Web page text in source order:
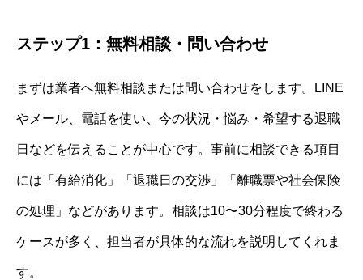
ステップ1：無料相談・問い合わせ
まずは業者へ無料相談または問い合わせをします。LINE
やメール、電話を使い、今の状況・悩み・希望する退職
日などを伝えることが中心です。事前に相談できる項目
には「有給消化」「退職日の交渉」「離職票や社会保険
の処理」などがあります。相談は10〜30分程度で終わる
ケースが多く、担当者が具体的な流れを説明してくれま
す。